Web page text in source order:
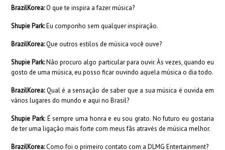
BrazilKorea:O que te inspira a fazer música?
Shupie Park:Eu componho sem qualquer inspiração.
BrazilKorea:Que outros estilos de música você ouve?
Shupie Park:Não procuro algo particular para ouvir. Às vezes, quando eu
gosto de uma música, eu posso ficar ouvindo aquela música o dia todo.
BrazilKorea:Qual é a sensação de saber que a sua música é ouvida em
vários lugares do mundo e aqui no Brasil?
Shupie Park: É sempre uma honra e eu sou grato. No futuro eu gostaria
de ter uma ligação mais forte com meus fãs através de música melhor.
BrazilKorea:Como foi o primeiro contato com a DLMG Entertainment?